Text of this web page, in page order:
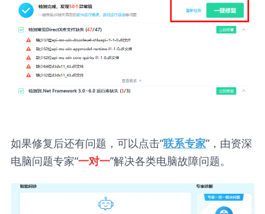
如果修复后还有问题，可以点击“联系专家”，由资深
电脑问题专家“一对一”解决各类电脑故障问题。